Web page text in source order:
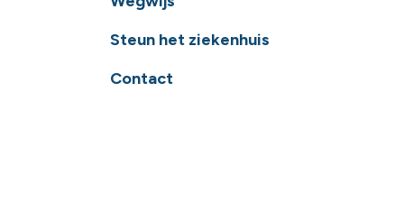
Steun het ziekenhuis
Contact